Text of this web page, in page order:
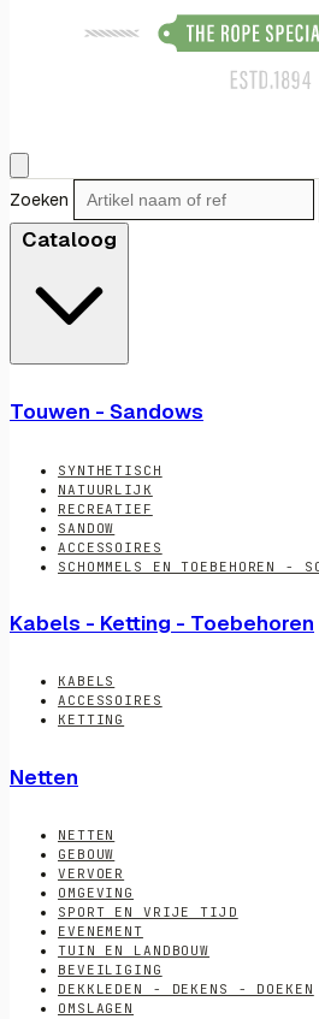
Zoeken
Cataloog
Touwen - Sandows
SYNTHETISCH
NATUURLIJK
RECREATIEF
SANDOW
ACCESSOIRES
SCHOMMELS EN TOEBEHOREN -
Kabels - Ketting - Toebehoren
KABELS
ACCESSOIRES
KETTING
Netten
NETTEN
GEBOUW
VERVOER
OMGEVING
SPORT EN VRIJE TIJD
EVENEMENT
TUIN EN LANDBOUW
BEVEILIGING
DEKKLEDEN - DEKENS - DOEKEN
OMSLAGEN